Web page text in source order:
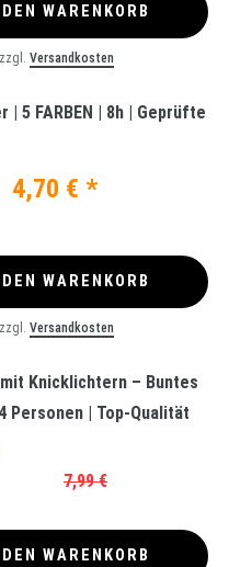
WARENKORB
zzgl. Versandkosten
| 5 FARBEN | 8h | Geprüfte
4,70 € *
WARENKORB
zzgl. Versandkosten
Knicklichtern – Buntes
Personen | Top-Qualität
7,99 €
WARENKORB